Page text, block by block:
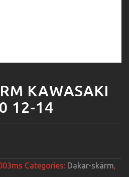
KAWASAKI
12-14
Categories: Dakar-skärm,